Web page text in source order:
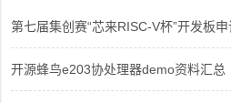
第七届集创赛“芯来RISC-V杯”开发板申
开源蜂鸟e203协处理器demo资料汇总